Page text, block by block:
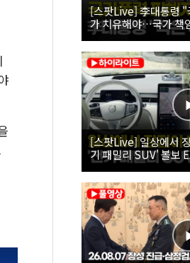
[스팟Live] 李대통령 "
가 치유해야…국가 책
26.08.07 국가폭력 피
[스팟Live] 일상에서
기 패밀리 SUV' 볼보